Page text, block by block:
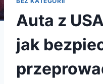
Auta z
jak